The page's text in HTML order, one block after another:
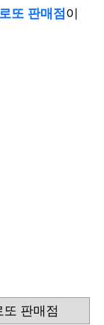
또 판매점 이
또 판매점